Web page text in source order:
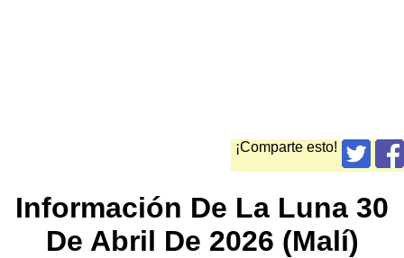
¡Comparte esto!
Información De La Luna 30
De Abril De 2026 (Malí)